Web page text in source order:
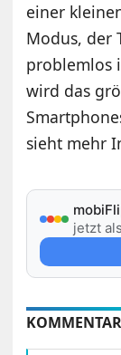
einer
Modus, der
problemlos
wird das
sieht mehr
jetzt